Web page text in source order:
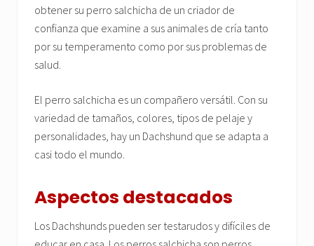
obtener su perro salchicha de un criador de
confianza que examine a sus animales de cría tanto
por su temperamento como por sus problemas de
salud.
El perro salchicha es un compañero versátil. Con su
variedad de tamaños, colores, tipos de pelaje y
personalidades, hay un Dachshund que se adapta a
casi todo el mundo.
Aspectos destacados
Los Dachshunds pueden ser testarudos y difíciles de